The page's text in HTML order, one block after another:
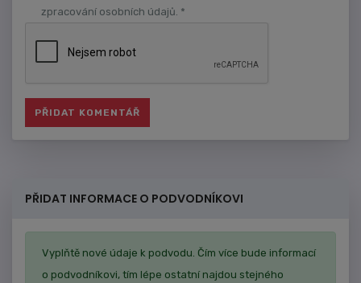
zpracování osobních údajů. *
PŘIDAT INFORMACE O PODVODNÍKOVI
Vyplňtě nové údaje k podvodu. Čím více bude informací
o podvodníkovi, tím lépe ostatní najdou stejného